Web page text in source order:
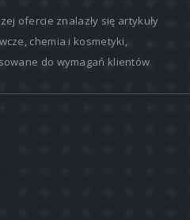
ofercie znalazły się artykuły
chemia i kosmetyki,
do wymagań klientów